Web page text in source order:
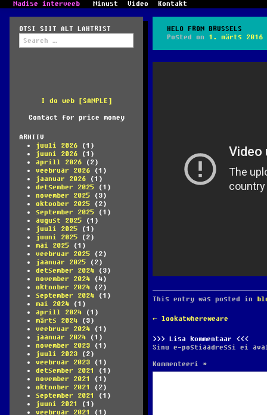
Madise interveeb Minust Video Kontakt
OTSI SIIT ALT LAHTRIST
Search
for:
I do web [SAMPLE]
Contact for price money
ARHIIV
juuli 2026 (1)
juuni 2026 (1)
aprill 2026 (2)
veebruar 2026 (1)
jaanuar 2026 (1)
detsember 2025 (1)
november 2025 (3)
oktoober 2025 (2)
september 2025 (1)
august 2025 (1)
juuli 2025 (1)
juuni 2025 (2)
mai 2025 (1)
veebruar 2025 (2)
jaanuar 2025 (2)
detsember 2024 (3)
november 2024 (4)
oktoober 2024 (2)
september 2024 (1)
mai 2024 (1)
aprill 2024 (1)
märts 2024 (3)
veebruar 2024 (1)
jaanuar 2024 (1)
november 2023 (1)
juuli 2023 (2)
veebruar 2023 (1)
detsember 2021
(1)
november 2021
(1)
oktoober 2021
(2)
september 2021
(1)
juuni 2021
(1)
veebruar 2021
(1)
HELO FROM BRUSSELS
Posted on 1. märts 2016
This entry was posted in
POST
← lookatwhereweare
Lisa kommentaar
Sinu e-postiaadressi ei
Kommenteeri *